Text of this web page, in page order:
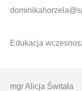
Edukacja
mgr Alicja Świtała